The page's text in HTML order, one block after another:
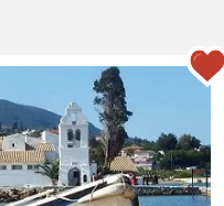
dans un cadre